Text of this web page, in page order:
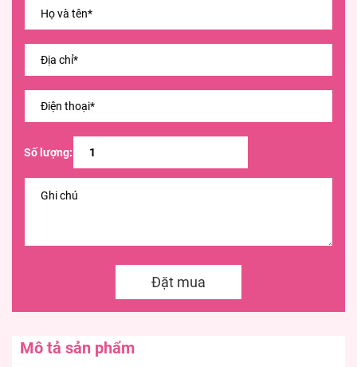
Số lượng:
Đặt mua
Mô tả sản phẩm